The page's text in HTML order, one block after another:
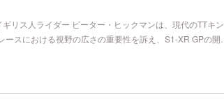
リス人ライダー ピーター・ヒックマンは、現代のTTキン
スにおける視野の広さの重要性を訴え、S1-XR GPの開…